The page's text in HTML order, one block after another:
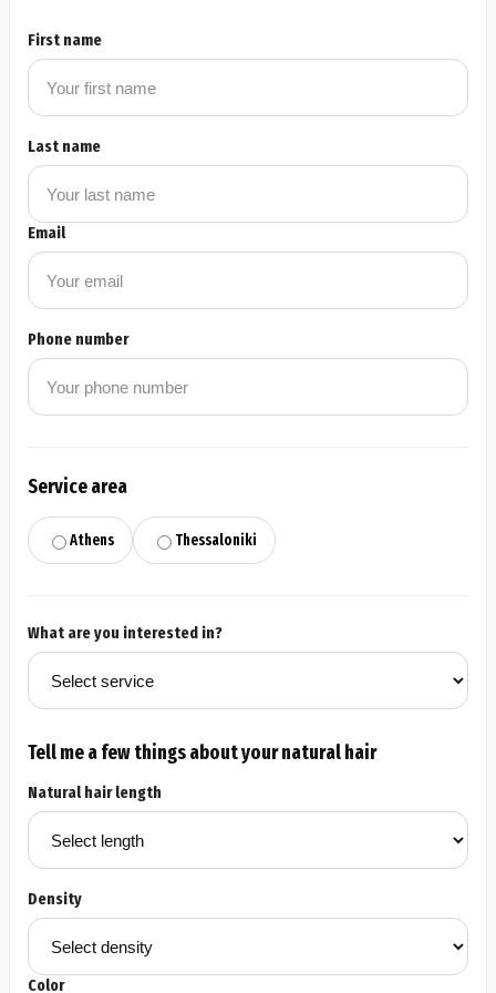
First name
Last name
Email
Phone number
Service area
Athens Thessaloniki
What are you interested in?
Tell me a few things about your natural hair
Natural hair length
Density
Color